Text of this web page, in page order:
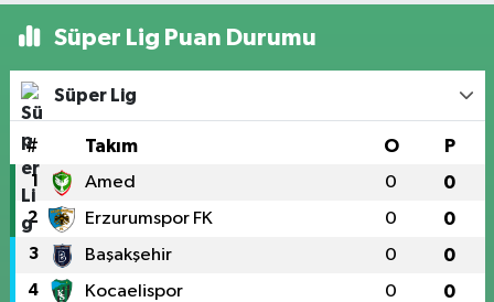
Süper Lig Puan Durumu
Süper Lig
# Takım O P
1 Amed 0 0
2 Erzurumspor FK 0 0
3 Başakşehir 0 0
4 Kocaelispor 0 0